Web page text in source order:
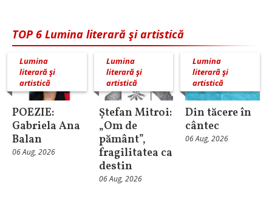
TOP 6 Lumina literară şi artistică
Lumina
literară şi
artistică
POEZIE:
Gabriela Ana
Balan
06 Aug, 2026
Lumina
literară şi
artistică
Ștefan Mitroi:
„Om de
pământ”,
fragilitatea ca
destin
06 Aug, 2026
Lumina
literară şi
artistică
Din tăcere în
cântec
06 Aug, 2026